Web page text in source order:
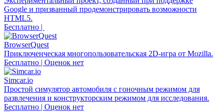
Google и призванный продемонстрировать возможности
HTML5.
Бесплатно |
BrowserQuest
Приключенческая многопользовательская 2D-игра от Mozilla.
Бесплатно | Оценок нет
Simcar.io
Простой симулятор автомобиля с гоночным режимом для
развлечения и конструкторским режимом для исследования.
Бесплатно | Оценок нет